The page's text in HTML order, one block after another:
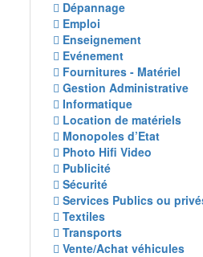
Dépannage
Emploi
Enseignement
Evénement
Fournitures - Matériel
Gestion Administrative
Informatique
Location de matériels
Monopoles d’Etat
Photo Hifi Video
Publicité
Sécurité
Services Publics ou
Textiles
Transports
Vente/Achat véhicules